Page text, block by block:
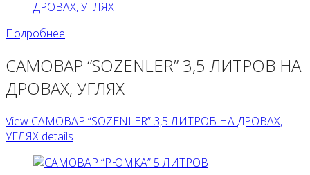
Подробнее
САМОВАР “SOZENLER” 3,5 ЛИТРОВ НА
ДРОВАХ, УГЛЯХ
View САМОВАР “SOZENLER” 3,5 ЛИТРОВ НА ДРОВАХ,
УГЛЯХ details